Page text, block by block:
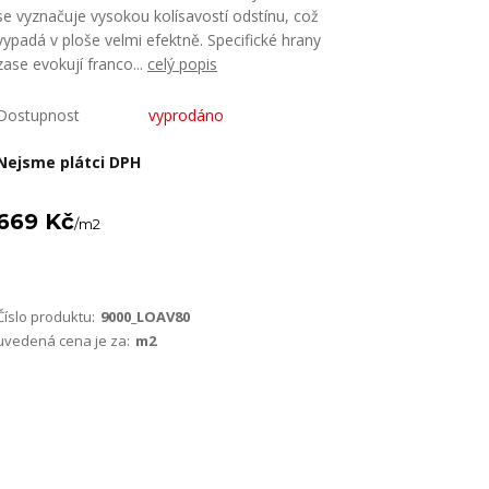
vyznačuje vysokou kolísavostí odstínu, což
v ploše velmi efektně. Specifické hrany
evokují franco... celý popis
vyprodáno
plátci DPH
Kč/m2
produktu: 9000_LOAV80
cena je za: m2